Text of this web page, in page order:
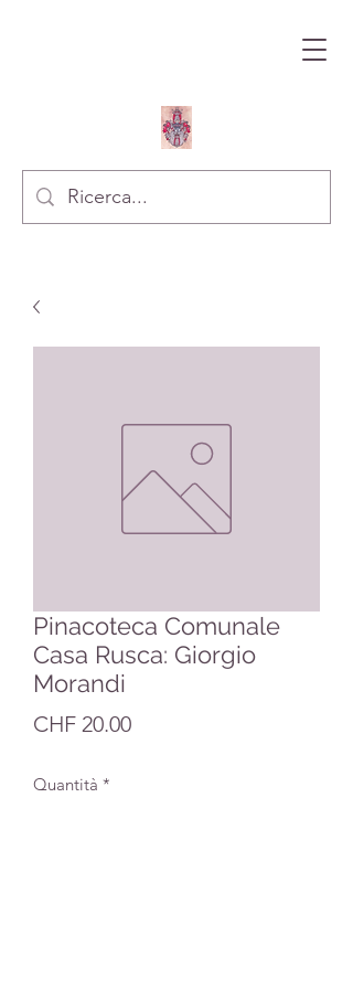
Pinacoteca Comunale
Casa Rusca: Giorgio
Morandi
CHF 20.00Prezzo
Quantità *